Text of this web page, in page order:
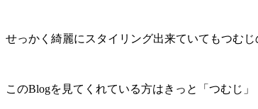
せっかく綺麗にスタイリング出来ていてもつむ
このBlogを見てくれている方はきっと「つむじ